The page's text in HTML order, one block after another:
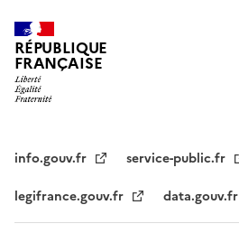
RÉPUBLIQUE
FRANÇAISE
info.gouv.fr
service-public.fr
legifrance.gouv.fr
data.gouv.fr